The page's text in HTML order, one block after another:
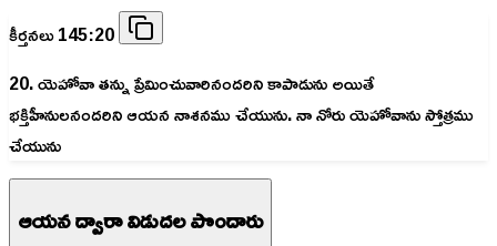
కీర్తనలు 145:20
20. యెహోవా తన్ను ప్రేమించువారినందరిని కాపాడును అయితే
భక్తిహీనులనందరిని ఆయన నాశనము చేయును. నా నోరు యెహోవాను స్తోత్రము
చేయును
ఆయన ద్వారా విడుదల పొందారు